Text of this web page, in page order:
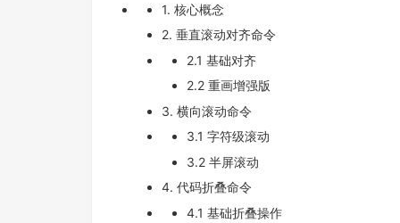
1. 核心概念
2. 垂直滚动对齐命令
2.1 基础对齐
2.2 重画增强版
3. 横向滚动命令
3.1 字符级滚动
3.2 半屏滚动
4. 代码折叠命令
4.1 基础折叠操作